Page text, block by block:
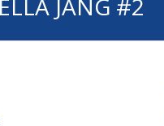
JANG #2